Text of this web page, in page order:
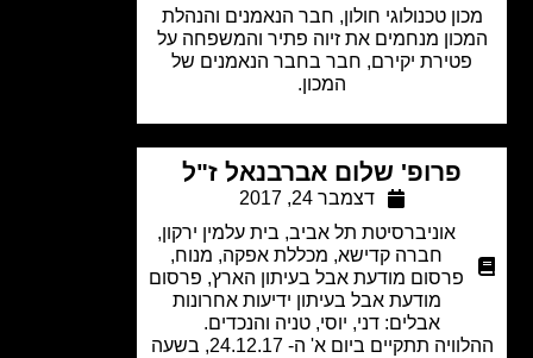
טכנולוגי חולון, חבר הנאמנים והנהלת
מנחמים את זיוה פתיר והמשפחה על
יקירם, חבר בחבר הנאמנים של
פרופ' שלום אברבנאל ז"ל
דצמבר 24, 2017
אוניברסיטת תל אביב,בית עלמין ירקון,
חברה קדישא, מכללת אפקה,מנוח,
פרסום מודעת אבל בעיתון הארץ,פרסום
מודעת אבל בעיתון ידיעות אחרונות
אבלים: דני, יוסי, טניה והנכדים.
ההלוויה תתקיים ביום א' ה- 24.12.17, בשעה